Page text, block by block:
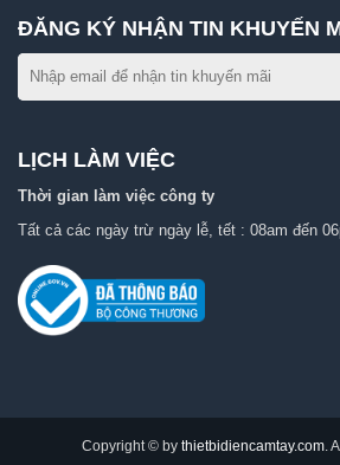
ĐĂNG KÝ NHẬN TIN KHUYẾN
LỊCH LÀM VIỆC
Thời gian làm việc công ty
Tất cả các ngày trừ ngày lễ, tết : 08am đến
Copyright © by thietbidiencamtay.com.